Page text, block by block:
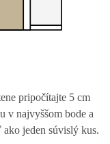
pripočítajte 5 cm
v najvyššom bode a
jeden súvislý kus.